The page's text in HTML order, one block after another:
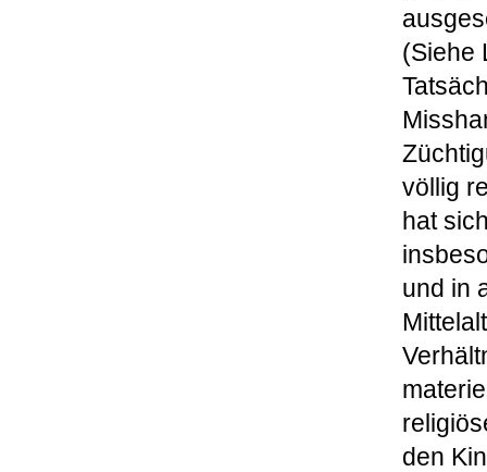
(Siehe
völlig
hat
und in
den